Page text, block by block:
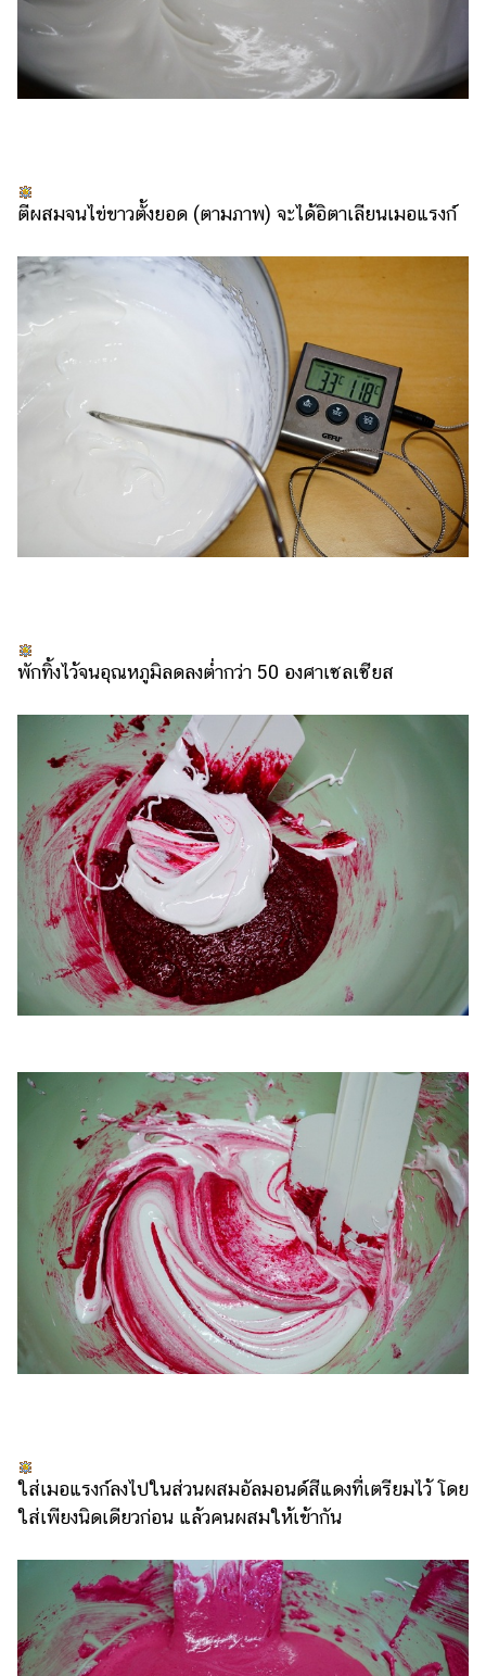
ตีผสมจนไข่ขาวตั้งยอด (ตามภาพ) จะได้อิตาเลียนเมอแรงก์
พักทิ้งไว้จนอุณหภูมิลดลงต่ำกว่า 50 องศาเซลเซียส
ใส่เมอแรงก์ลงไปในส่วนผสมอัลมอนด์สีแดงที่เตรียมไว้ โดย
ใส่เพียงนิดเดียวก่อน แล้วคนผสมให้เข้ากัน